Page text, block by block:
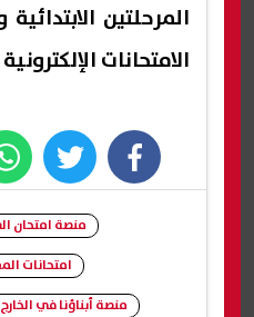
المرحلتين
الامتحانات
facebook
twitter
منصة امتحان
امتحانات
منصة أبناؤنا في الخارج